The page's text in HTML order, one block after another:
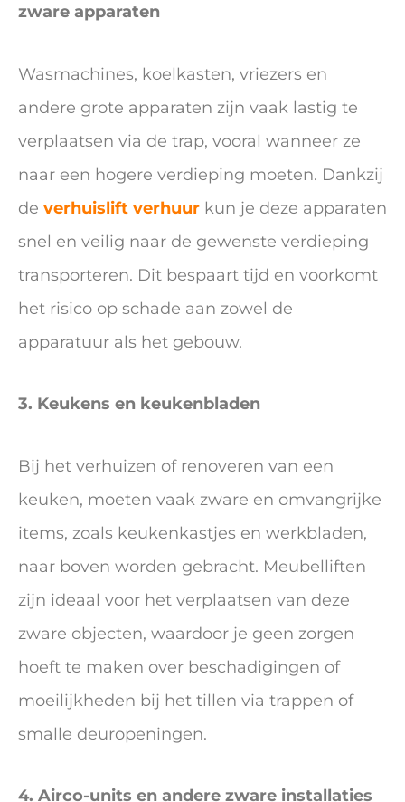
zware apparaten
Wasmachines, koelkasten, vriezers en
andere grote apparaten zijn vaak lastig te
verplaatsen via de trap, vooral wanneer ze
naar een hogere verdieping moeten. Dankzij
de verhuislift verhuur kun je deze apparaten
snel en veilig naar de gewenste verdieping
transporteren. Dit bespaart tijd en voorkomt
het risico op schade aan zowel de
apparatuur als het gebouw.
3. Keukens en keukenbladen
Bij het verhuizen of renoveren van een
keuken, moeten vaak zware en omvangrijke
items, zoals keukenkastjes en werkbladen,
naar boven worden gebracht. Meubelliften
zijn ideaal voor het verplaatsen van deze
zware objecten, waardoor je geen zorgen
hoeft te maken over beschadigingen of
moeilijkheden bij het tillen via trappen of
smalle deuropeningen.
4. Airco-units en andere zware installaties